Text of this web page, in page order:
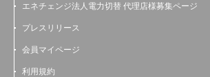
エネチェンジ法人電力切替 代理店様募集ページ
プレスリリース
会員マイページ
利用規約